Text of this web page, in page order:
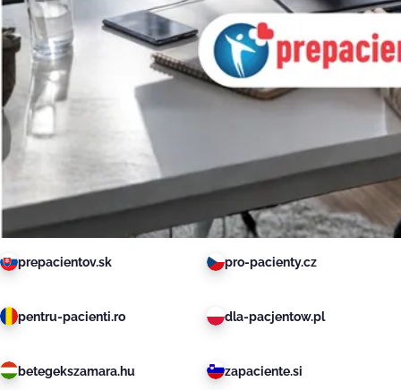
prepacientov.sk pro-pacienty.cz
pentru-pacienti.ro dla-pacjentow.pl
betegekszamara.hu zapaciente.si